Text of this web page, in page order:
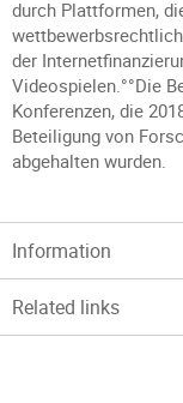
durch Plattformen,
der
Videospielen.°°Die
Konferenzen, die
Beteiligung von
abgehalten wurden.
Information
Related links